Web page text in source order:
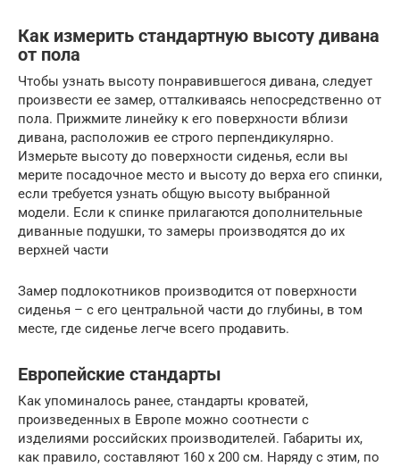
Как измерить стандартную высоту дивана
от пола
Чтобы узнать высоту понравившегося дивана, следует
произвести ее замер, отталкиваясь непосредственно от
пола. Прижмите линейку к его поверхности вблизи
дивана, расположив ее строго перпендикулярно.
Измерьте высоту до поверхности сиденья, если вы
мерите посадочное место и высоту до верха его спинки,
если требуется узнать общую высоту выбранной
модели. Если к спинке прилагаются дополнительные
диванные подушки, то замеры производятся до их
верхней части
Замер подлокотников производится от поверхности
сиденья – с его центральной части до глубины, в том
месте, где сиденье легче всего продавить.
Европейские стандарты
Как упоминалось ранее, стандарты кроватей,
произведенных в Европе можно соотнести с
изделиями российских производителей. Габариты их,
как правило, составляют 160 х 200 см. Наряду с этим, по